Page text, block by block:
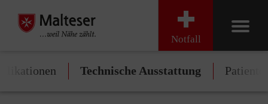
Notfall
Technische Ausstattung